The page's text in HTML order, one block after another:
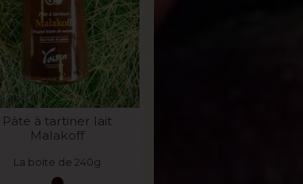
Pâte à tartiner lait
Malakoff
La boite de 240g
VOIR LE PRODUIT